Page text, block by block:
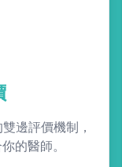
邊評價機制，
的醫師。